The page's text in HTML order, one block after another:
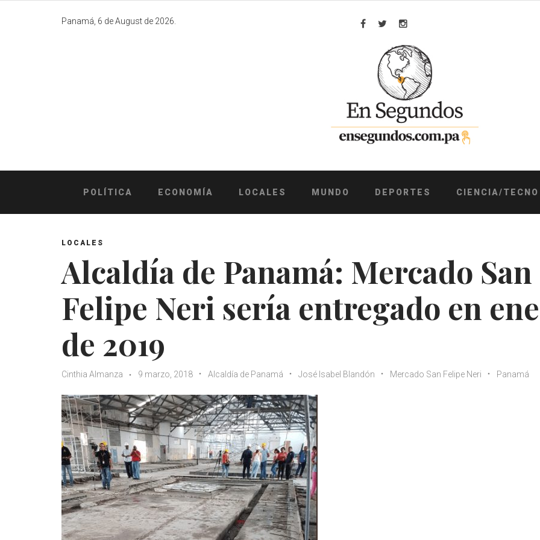
Panamá, 6 de August de 2026.
Facebook
TwitterInstagram
POLÍTICA ECONOMÍA LOCALES MUNDO DEPORTES CIENCIA/TECNO
LOCALES
Alcaldía de Panamá: Mercado San
Felipe Neri sería entregado en
de 2019
Cinthia Almanza 9 marzo, 2018 Alcaldía de Panamá José Isabel Blandón Mercado San Felipe Neri Panamá